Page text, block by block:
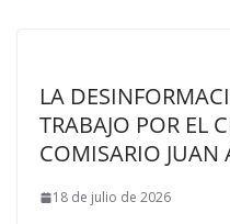
LA
TRABAJO POR EL
COMISARIO
18 de julio de 2026